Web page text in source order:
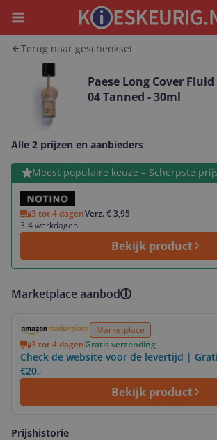
Menu
Terug naar geschenkset
Paese Long Cover
04 Tanned - 30ml
Alle 2 prijzen en aanbieders
Meest populaire keuze – Scherpste
3 tot 4 dagenVerz. € 3,95
3-4 werkdagen
Bekijk product
Bekijk product
Marketplace aanbod
Marketplace
3 tot 4 dagenGratis verzending
Check de website voor de levertijd |
€20,-
Bekijk product
Prijshistorie